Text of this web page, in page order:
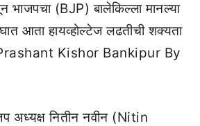
भाजपचा (BJP) बालेकिल्ला मानल्या
आता हायव्होल्टेज लढतीची शक्यता
(Prashant Kishor Bankipur By
अध्यक्ष नितीन नवीन (Nitin